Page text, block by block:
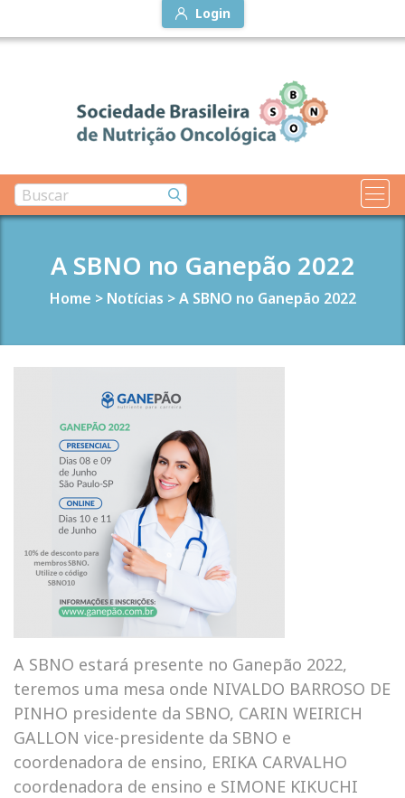
Login
A SBNO no Ganepão 2022
Home > Notícias >A SBNO no Ganepão 2022
A SBNO estará presente no Ganepão 2022,
teremos uma mesa onde NIVALDO BARROSO DE
PINHO presidente da SBNO, CARIN WEIRICH
GALLON vice-presidente da SBNO e
coordenadora de ensino, ERIKA CARVALHO
coordenadora de ensino e SIMONE KIKUCHI